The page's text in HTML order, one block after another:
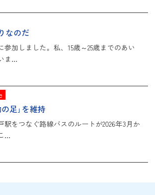
なのだ
参加しました。私、15歳～25歳までのあい
ま...
足｣を維持
駅をつなぐ路線バスのルートが2026年3月か
...